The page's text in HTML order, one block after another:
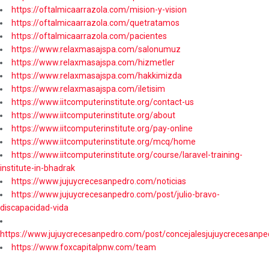
https://oftalmicaarrazola.com/mision-y-vision
https://oftalmicaarrazola.com/quetratamos
https://oftalmicaarrazola.com/pacientes
https://www.relaxmasajspa.com/salonumuz
https://www.relaxmasajspa.com/hizmetler
https://www.relaxmasajspa.com/hakkimizda
https://www.relaxmasajspa.com/iletisim
https://www.iitcomputerinstitute.org/contact-us
https://www.iitcomputerinstitute.org/about
https://www.iitcomputerinstitute.org/pay-online
https://www.iitcomputerinstitute.org/mcq/home
https://www.iitcomputerinstitute.org/course/laravel-training-
institute-in-bhadrak
https://www.jujuycrecesanpedro.com/noticias
https://www.jujuycrecesanpedro.com/post/julio-bravo-
discapacidad-vida
https://www.jujuycrecesanpedro.com/post/
https://www.foxcapitalpnw.com/team